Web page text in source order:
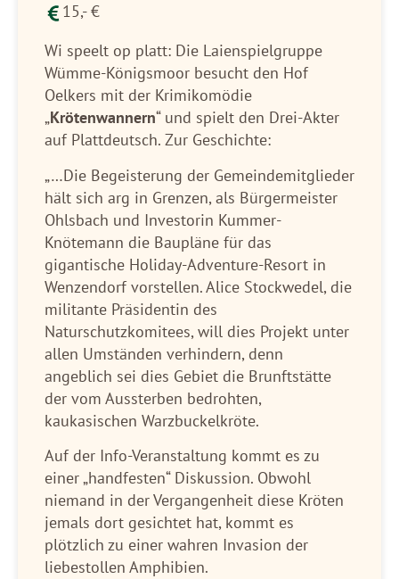
15,- €
Wi speelt op platt: Die Laienspielgruppe
Wümme-Königsmoor besucht den Hof
Oelkers mit der Krimikomödie
„Krötenwannern“ und spielt den Drei-Akter
auf Plattdeutsch. Zur Geschichte:
„…Die Begeisterung der Gemeindemitglieder
hält sich arg in Grenzen, als Bürgermeister
Ohlsbach und Investorin Kummer-
Knötemann die Baupläne für das
gigantische Holiday-Adventure-Resort in
Wenzendorf vorstellen. Alice Stockwedel, die
militante Präsidentin des
Naturschutzkomitees, will dies Projekt unter
allen Umständen verhindern, denn
angeblich sei dies Gebiet die Brunftstätte
der vom Aussterben bedrohten,
kaukasischen Warzbuckelkröte.
Auf der Info-Veranstaltung kommt es zu
einer „handfesten“ Diskussion. Obwohl
niemand in der Vergangenheit diese Kröten
jemals dort gesichtet hat, kommt es
plötzlich zu einer wahren Invasion der
liebestollen Amphibien.